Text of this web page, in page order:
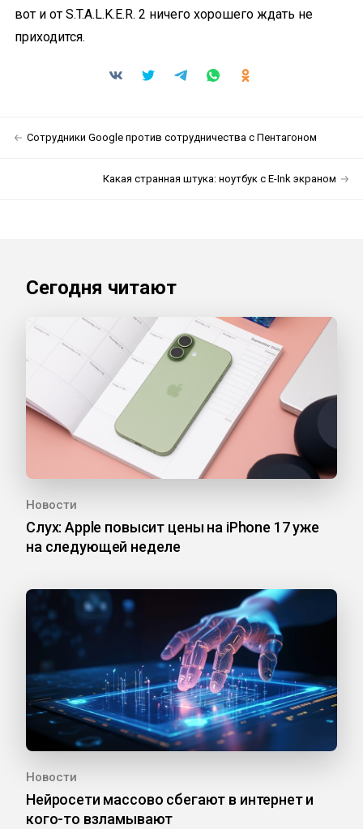
вот и от S.T.A.L.K.E.R. 2 ничего хорошего ждать не
приходится.
Сотрудники Google против сотрудничества с Пентагоном
Какая странная штука: ноутбук с E-Ink экраном
Сегодня читают
Новости
Слух: Apple повысит цены на iPhone 17 уже
на следующей неделе
Новости
Нейросети массово сбегают в интернет и
кого-то взламывают